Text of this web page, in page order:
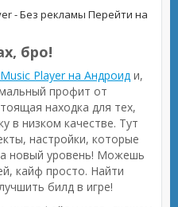
- Без рекламы Перейти на
бро!
Player на Андроид и,
профит от
находка для тех,
в низком качестве. Тут
настройки, которые
новый уровень! Можешь
кайф просто. Найти
билд в игре!